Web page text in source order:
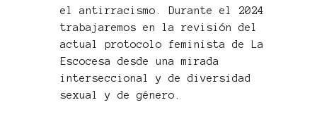
el antirracismo. Durante el 2024
trabajaremos en la revisión del
actual protocolo feminista de La
Escocesa desde una mirada
interseccional y de diversidad
sexual y de género.